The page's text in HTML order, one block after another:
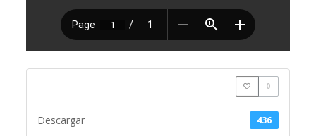
0
436
Descargar